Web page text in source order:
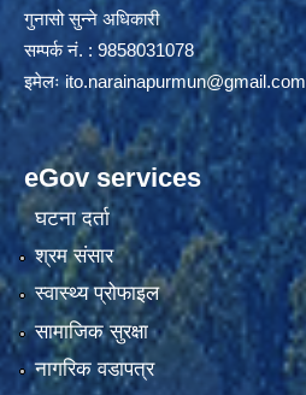
गुनासो सुन्ने अधिकारी
सम्पर्क नं. : 9858031078
इमेलःito.narainapurmun@gmail.com
eGov services
घटना दर्ता
श्रम संसार
स्वास्थ्य प्रोफाइल
सामाजिक सुरक्षा
नागरिक वडापत्र